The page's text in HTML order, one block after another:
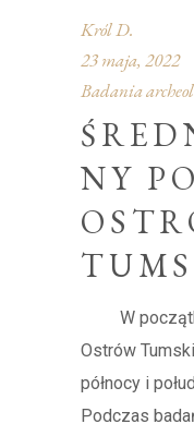
Król D.
23 maja, 2022
Badania
NY
W
Ostrów
północy i
Podczas